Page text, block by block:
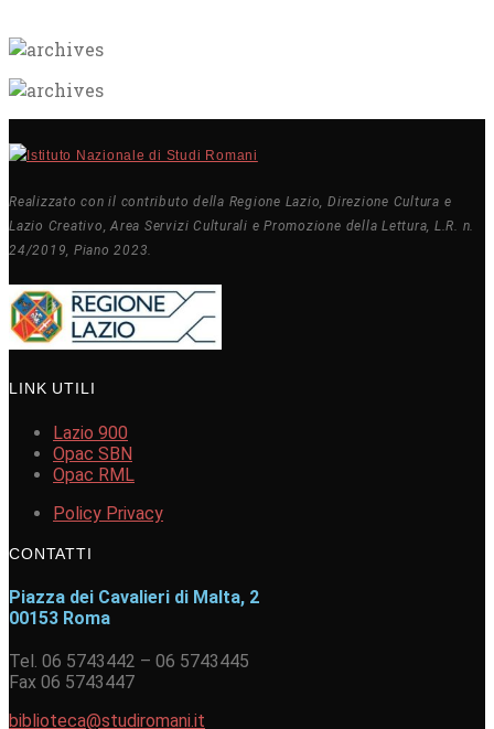
Realizzato con il contributo della Regione Lazio, Direzione Cultura e
Lazio Creativo, Area Servizi Culturali e Promozione della Lettura, L.R. n.
24/2019, Piano 2023.
LINK UTILI
Lazio 900
Opac SBN
Opac RML
Policy Privacy
CONTATTI
Piazza dei Cavalieri di Malta, 2
00153 Roma
Tel. 06 5743442 – 06 5743445
Fax 06 5743447
biblioteca@studiromani.it